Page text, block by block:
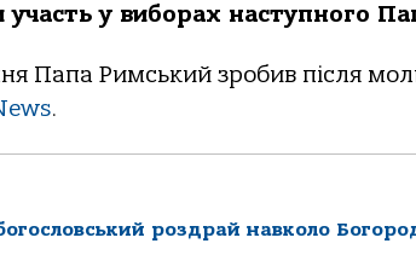
у виборах наступного
Папа Римський зробив після
.
роздрай навколо